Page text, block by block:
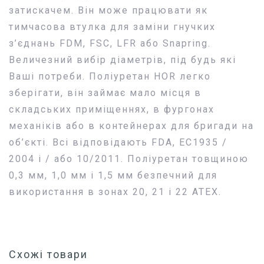
затискачем. Він може працювати як
тимчасова втулка для заміни гнучких
з’єднань FDM, FSC, LFR або Snapring.
Величезний вибір діаметрів, під будь які
Ваші потреби. Поліуретан HOR легко
зберігати, він займає мало місця в
складських приміщеннях, в фургонах
механіків або в контейнерах для бригади на
об’єкті. Всі відповідають FDA, EC1935 /
2004 і / або 10/2011. Поліуретан товщиною
0,3 мм, 1,0 мм і 1,5 мм безпечний для
використання в зонах 20, 21 і 22 ATEX.
Схожі товари